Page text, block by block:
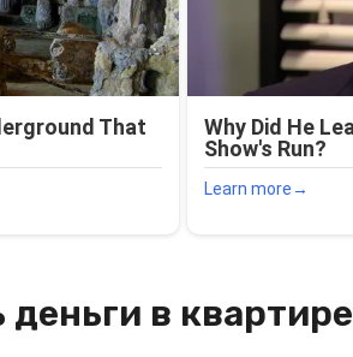
деньги в квартире